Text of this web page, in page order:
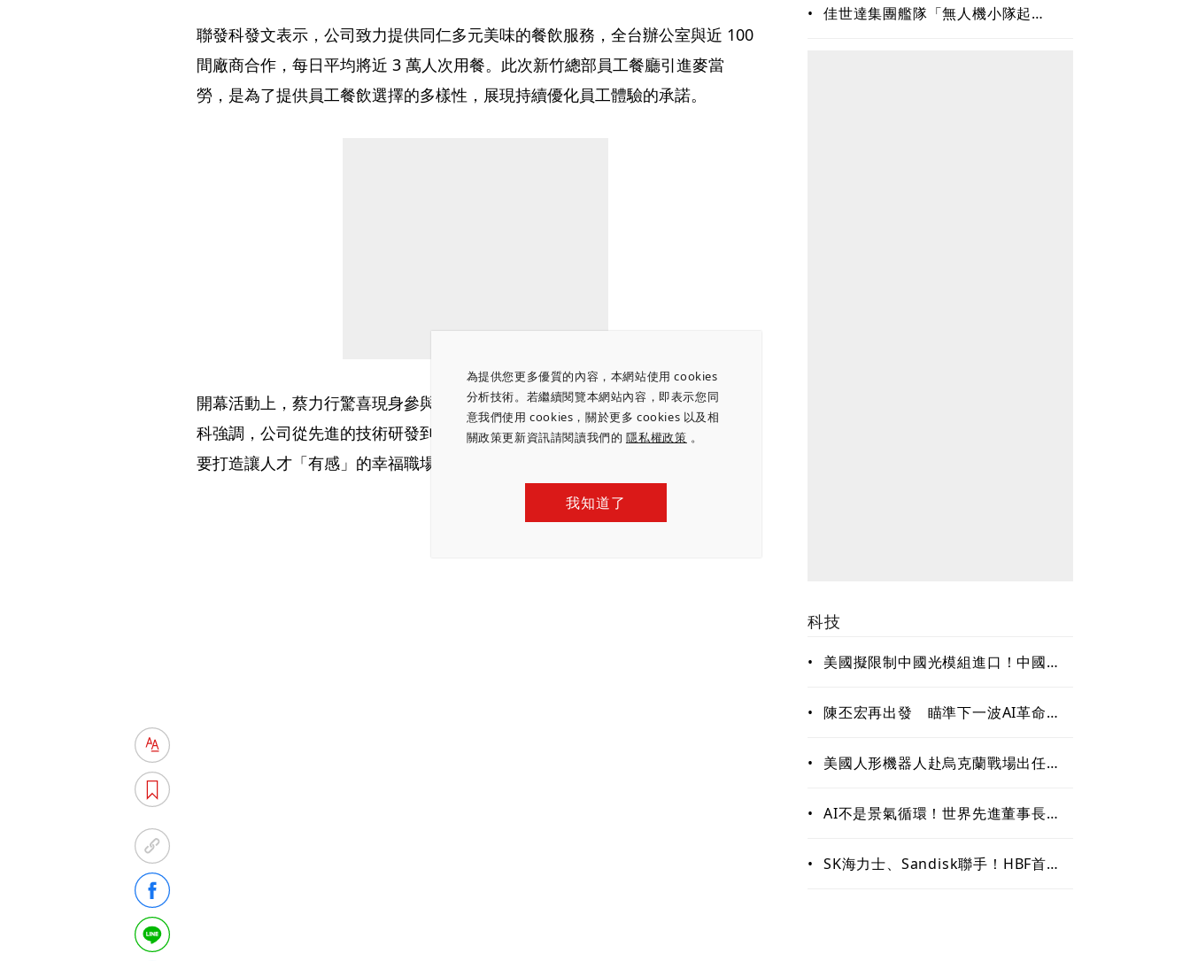
為提供您更多優質的內容，本網站使用 cookies
分析技術。若繼續閱覽本網站內容，即表示您同
意我們使用 cookies，關於更多 cookies 以及相
關政策更新資訊請閱讀我們的 隱私權政策 。
我知道了
聯發科發文表示，公司致力提供同仁多元美味的餐飲服務，全台辦公室與近 100
間廠商合作，每日平均將近 3 萬人次用餐。此次新竹總部員工餐廳引進麥當
勞，是為了提供員工餐飲選擇的多樣性，展現持續優化員工體驗的承諾。
開幕活動上，蔡力行驚喜現身參與快閃活動，親自送上熱騰騰薯條給員工。聯發
科強調，公司從先進的技術研發到優質的餐飲福利，始終堅持國際級的高標準，
要打造讓人才「有感」的幸福職場。
再來搶無人機3D列印財
• 佳世達集團艦隊「無人機小隊起
科技
•
美國擬限制中國光模組進口！中國握
鉤、台灣有望成重要樞紐
• 陳丕宏再出發 瞄準下一波AI革命！
音樂新賽道
•
美國人形機器人赴烏克蘭戰場出任
微Ryzen AI嵌入式X100系列處理器
• AI不是景氣循環！世界先進董事長方
• SK海力士、Sandisk聯手！HBF首個